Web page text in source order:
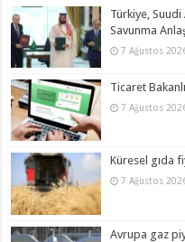
Türkiye, Suudi
Savunma
7 Ağustos
Ticaret
7 Ağustos
Küresel gıda
7 Ağustos
Avrupa gaz